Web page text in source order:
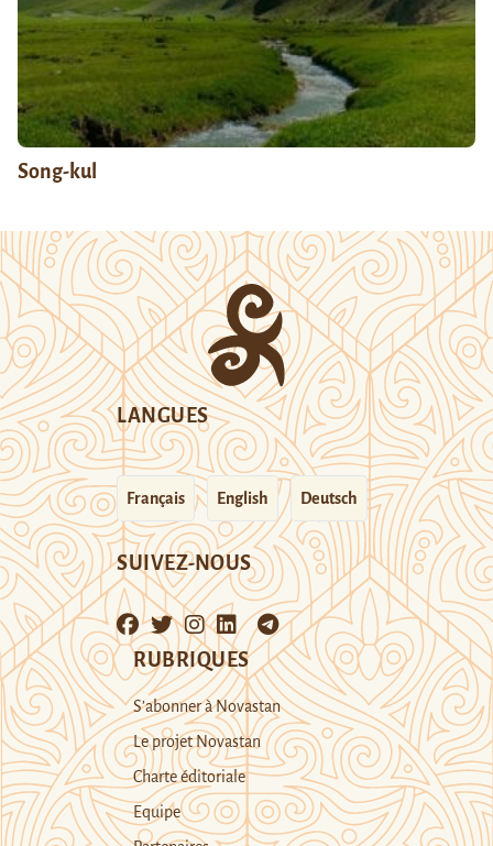
Song-kul
LANGUES
Français English Deutsch
SUIVEZ-NOUS
RUBRIQUES
S’abonner à Novastan
Le projet Novastan
Charte éditoriale
Equipe